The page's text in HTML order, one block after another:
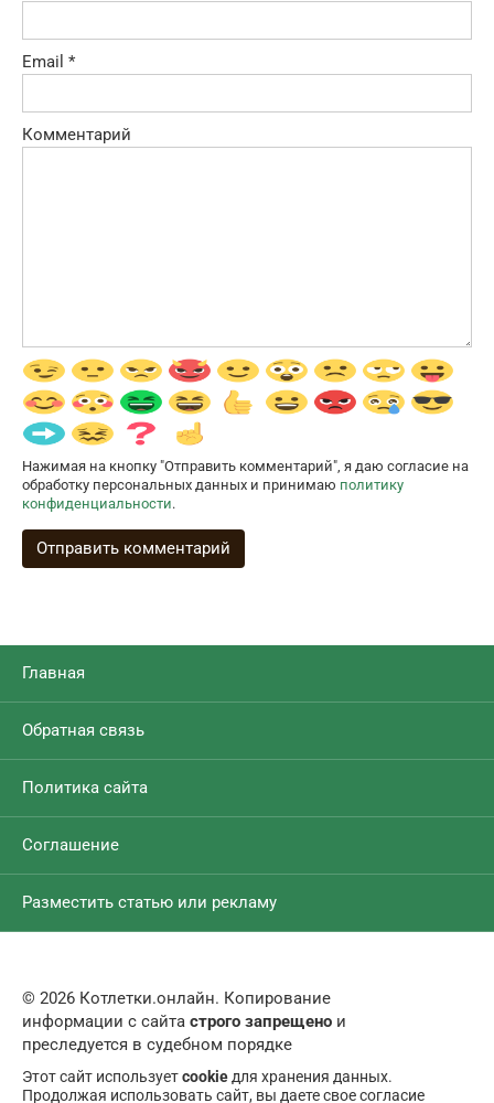
Email *
Комментарий
Нажимая на кнопку "Отправить комментарий", я даю согласие на
обработку персональных данных и принимаю политику
конфиденциальности.
Главная
Обратная связь
Политика сайта
Соглашение
Разместить статью или рекламу
© 2026 Котлетки.онлайн. Копирование
информации с сайта строго запрещено и
преследуется в судебном порядке
Этот сайт используетcookieдля хранения данных.
Продолжая использовать сайт, вы даете свое согласие